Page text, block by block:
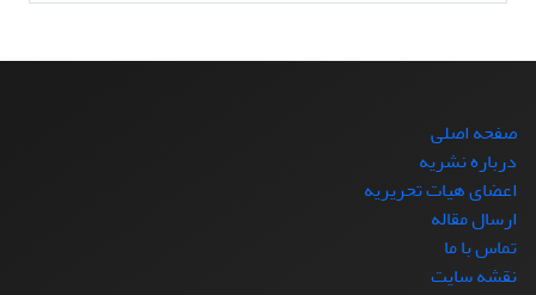
صفحه اصلی
درباره نشریه
اعضای هیات تحریریه
ارسال مقاله
تماس با ما
نقشه سایت